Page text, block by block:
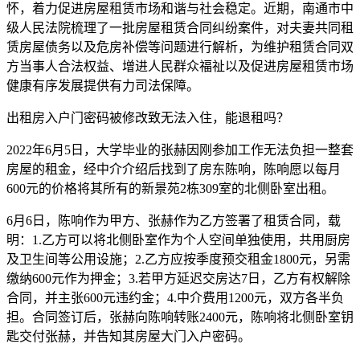
怀，着力促进房屋租赁市场和谐与社会稳定。近期，南通市中
级人民法院梳理了一批房屋租赁合同纠纷案件，对夫妻共同租
赁房屋债务以及危房补偿等问题进行解析，为维护租赁合同双
方当事人合法权益、增进人民群众福祉以及促进房屋租赁市场
健康有序发展提供有力司法保障。
出租房入户门密码被修改致无法入住，能退租吗？
2022年6月5日，大学毕业的张赫因刚参加工作无法负担一整套
房屋的租金，经中介介绍后找到了房东陈响，陈响愿以每月
600元的价格将其所有的新景苑2栋309室的北侧卧室出租。
6月6日，陈响作为甲方、张赫作为乙方签署了租赁合同，载
明：1.乙方可以将北侧卧室作为个人空间单独使用，共用厨房
及卫生间等公用设施；2.乙方应按季度预交租金1800元，另需
缴纳600元作为押金；3.若甲方延迟交房达7日，乙方有权解除
合同，并主张600元违约金；4.中介费用1200元，双方各半负
担。合同签订后，张赫向陈响转账2400元，陈响将北侧卧室钥
匙交付张赫，并告知其房屋大门入户密码。